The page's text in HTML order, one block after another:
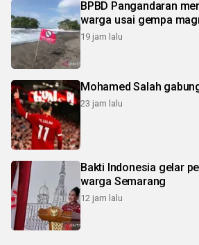
BPBD Pangandaran
warga usai gempa
19 jam lalu
Mohamed Salah
23 jam lalu
Bakti Indonesia gelar
warga Semarang
12 jam lalu